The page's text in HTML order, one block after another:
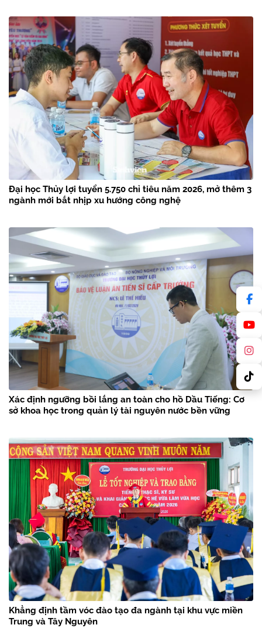
Đại học Thủy lợi tuyển 5.750 chỉ tiêu năm 2026, mở thêm 3
ngành mới bắt nhịp xu hướng công nghệ
Xác định ngưỡng bồi lắng an toàn cho hồ Dầu Tiếng: Cơ
sở khoa học trong quản lý tài nguyên nước bền vững
Khẳng định tầm vóc đào tạo đa ngành tại khu vực miền
Trung và Tây Nguyên